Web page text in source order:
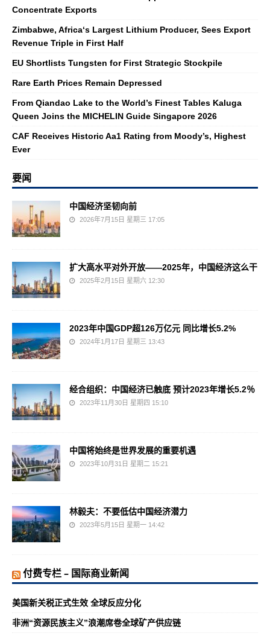
Concentrate Exports
Zimbabwe, Africa‘s Largest Lithium Producer, Sees Export
Revenue Triple in First Half
EU Shortlists Tungsten for First Strategic Stockpile
Rare Earth Prices Remain Depressed
From Qiandao Lake to the World’s Finest Tables Kaluga
Queen Joins the MICHELIN Guide Singapore 2026
CAF Receives Historic Aa1 Rating from Moody’s, Highest
Ever
要闻
中国经济坚韧向前
2026年7月15日 星期三 17:05
扩大高水平对外开放——2025年，中国经济这么干
2025年2月15日 星期六 12:30
2023年中国GDP超126万亿元 同比增长5.2%
2024年1月17日 星期三 13:43
经合组织：中国经济已触底 预计2023年增长5.2％
2023年11月30日 星期四 15:10
中国将始终是世界发展的重要机遇
2023年10月31日 星期二 15:21
林毅夫：不要低估中国经济潜力
2023年5月15日 星期一 14:42
付费专栏 – 国际商业新闻
美国新关税正式生效 全球反应分化
非洲“资源民族主义”浪潮席卷全球矿产供应链